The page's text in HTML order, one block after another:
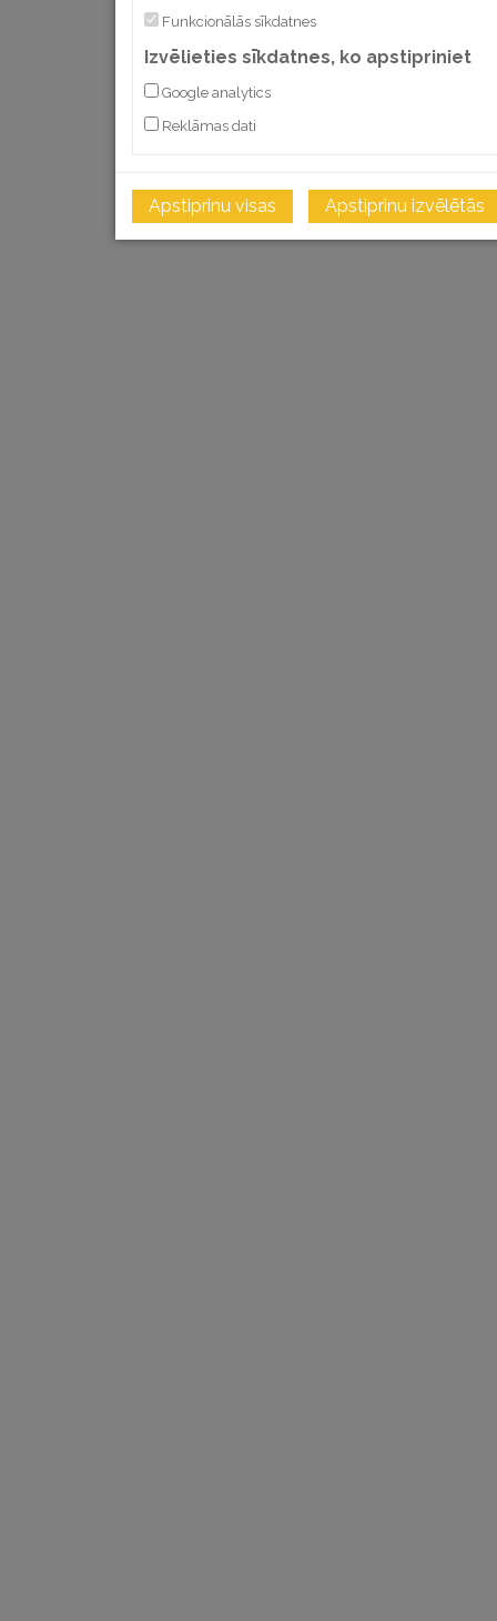
Funkcionālās sīkdatnes
Izvēlieties sīkdatnes, ko apstipriniet
Google analytics
Reklāmas dati
Apstiprinu visas Apstiprinu izvēlētās